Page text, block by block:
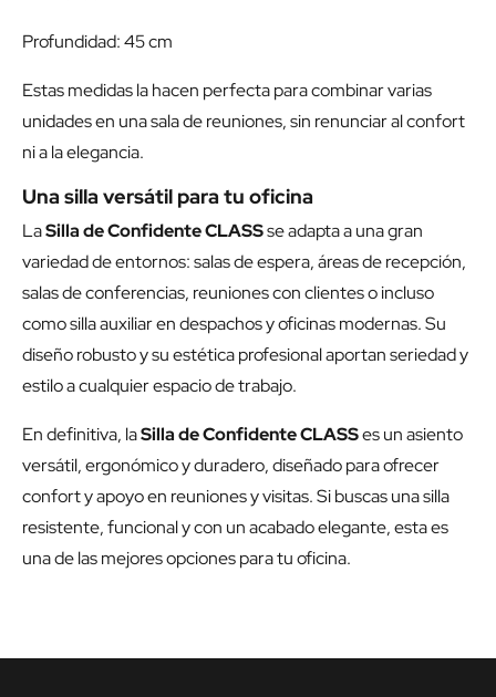
Profundidad: 45 cm
Estas medidas la hacen perfecta para combinar varias
unidades en una sala de reuniones, sin renunciar al confort
ni a la elegancia.
Una silla versátil para tu oficina
LaSilla de Confidente CLASSse adapta a una gran
variedad de entornos: salas de espera, áreas de recepción,
salas de conferencias, reuniones con clientes o incluso
como silla auxiliar en despachos y oficinas modernas. Su
diseño robusto y su estética profesional aportan seriedad y
estilo a cualquier espacio de trabajo.
En definitiva, laSilla de Confidente CLASSes un asiento
versátil, ergonómico y duradero, diseñado para ofrecer
confort y apoyo en reuniones y visitas. Si buscas una silla
resistente, funcional y con un acabado elegante, esta es
una de las mejores opciones para tu oficina.